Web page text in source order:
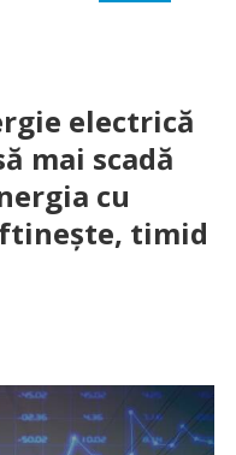
electrică
mai scadă
cu
timid